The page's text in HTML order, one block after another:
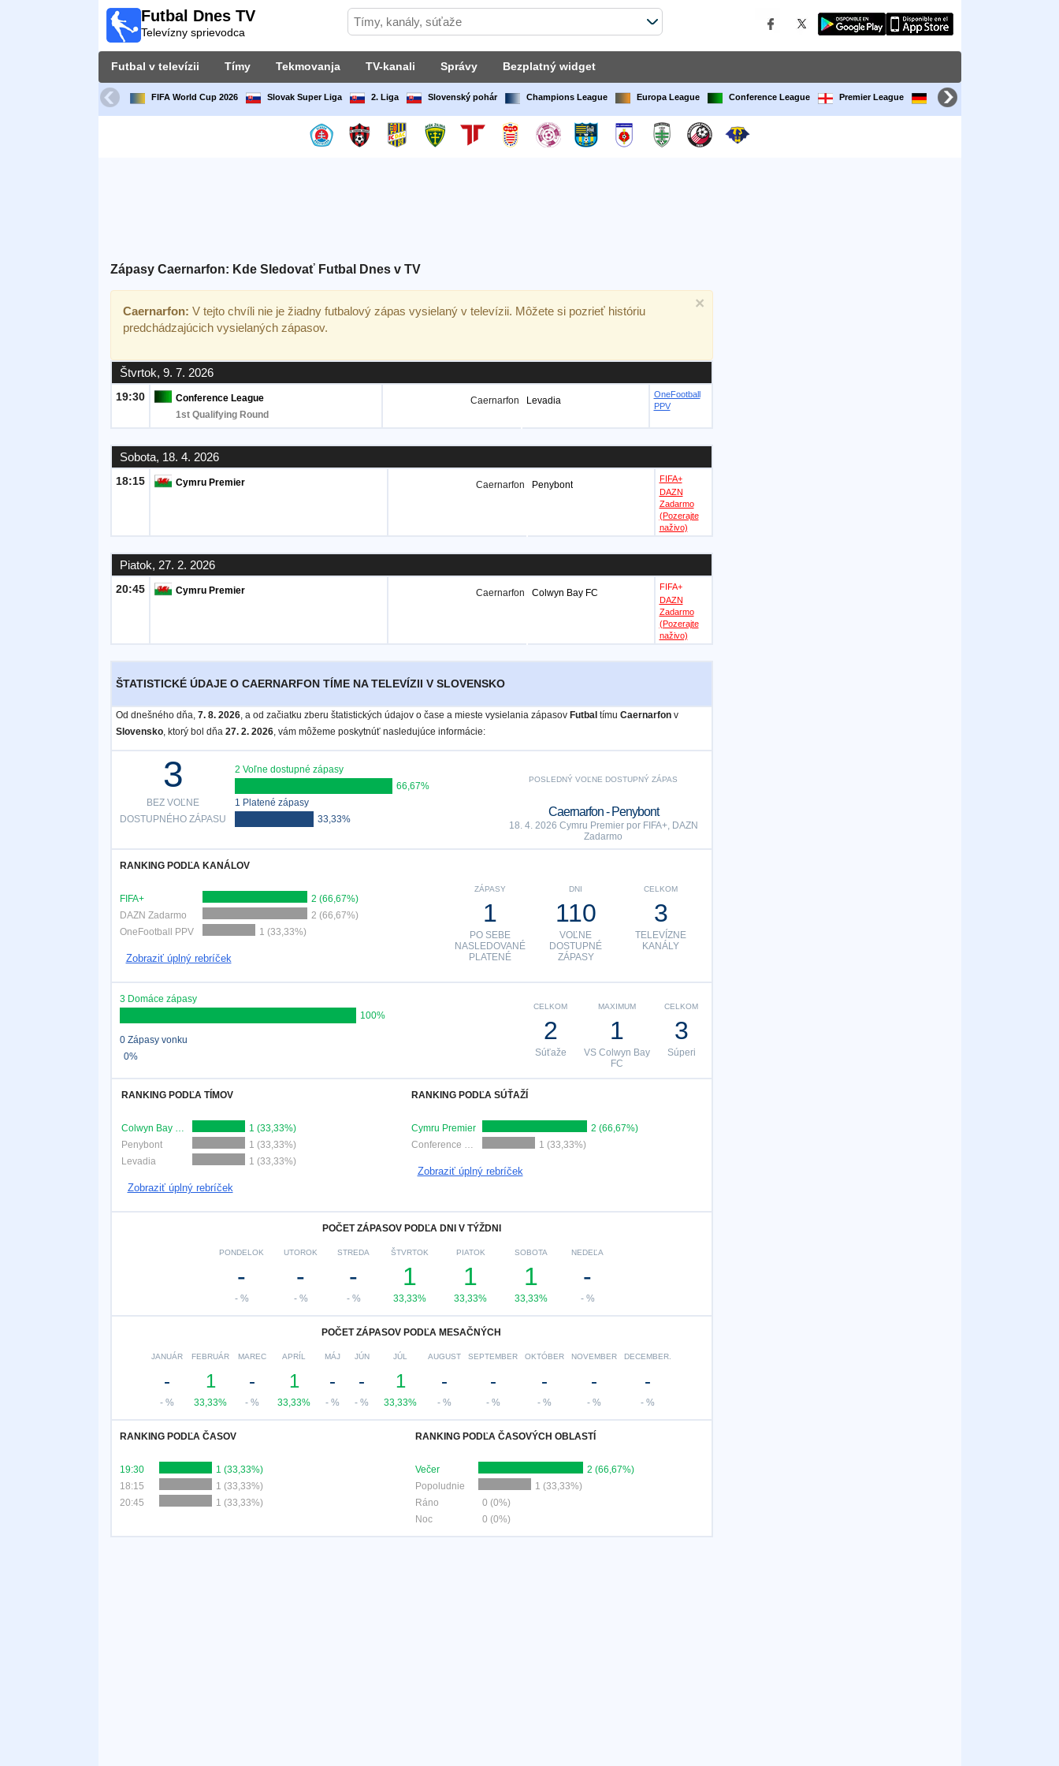
Futbal Dnes TV
Televízny sprievodca
Futbal v televízii Tímy Tekmovanja TV-kanali Správy Bezplatný widget
FIFA World Cup 2026 Slovak Super Liga 2. Liga Slovenský pohár Champions League Europa League Conference League Premier League Bundesliga
Zápasy Caernarfon: Kde Sledovať Futbal Dnes v TV
×
Caernarfon: V tejto chvíli nie je žiadny futbalový zápas vysielaný v televízii. Môžete si pozrieť históriu
predchádzajúcich vysielaných zápasov.
Štvrtok, 9. 7. 2026
19:30
Conference League
1st Qualifying Round
Caernarfon Levadia
OneFootball
PPV
Sobota, 18. 4. 2026
18:15 Cymru Premier Caernarfon Penybont
FIFA+
DAZN
Zadarmo
(Pozerajte
naživo)
Piatok, 27. 2. 2026
20:45 Cymru Premier Caernarfon Colwyn Bay FC
FIFA+
DAZN
Zadarmo
(Pozerajte
naživo)
ŠTATISTICKÉ ÚDAJE O CAERNARFON TÍME NA TELEVÍZII V SLOVENSKO
Od dnešného dňa, 7. 8. 2026, a od začiatku zberu štatistických údajov o čase a mieste vysielania zápasov Futbal tímu Caernarfonv
Slovensko, ktorý bol dňa 27. 2. 2026, vám môžeme poskytnúť nasledujúce informácie:
3
BEZ VOĽNE
DOSTUPNÉHO ZÁPASU
2 Voľne dostupné zápasy
66,67%
1 Platené zápasy
33,33%
POSLEDNÝ VOĽNE DOSTUPNÝ ZÁPAS
Caernarfon - Penybont
18. 4. 2026 Cymru Premier por FIFA+, DAZN
Zadarmo
RANKING PODĽA KANÁLOV
FIFA+
2 (66,67%)
DAZN Zadarmo
2 (66,67%)
OneFootball PPV
1 (33,33%)
Zobraziť úplný rebríček
CELKOM
3
TELEVÍZNE
KANÁLY
DNI
110
VOĽNE
DOSTUPNÉ
ZÁPASY
ZÁPASY
1
PO SEBE
NASLEDOVANÉ
PLATENÉ
3 Domáce zápasy
100%
0 Zápasy vonku
0%
CELKOM
3
Súperi
MAXIMUM
1
VS Colwyn Bay
FC
CELKOM
2
Súťaže
RANKING PODĽA TÍMOV
Colwyn Bay FC
1 (33,33%)
Penybont
1 (33,33%)
Levadia
1 (33,33%)
Zobraziť úplný rebríček
RANKING PODĽA SÚŤAŽÍ
Cymru Premier
2 (66,67%)
Conference League
1 (33,33%)
Zobraziť úplný rebríček
POČET ZÁPASOV PODĽA DNI V TÝŽDNI
PONDELOK
-
- %
UTOROK
-
- %
STREDA
-
- %
ŠTVRTOK
1
33,33%
PIATOK
1
33,33%
SOBOTA
1
33,33%
NEDEĽA
-
- %
POČET ZÁPASOV PODĽA MESAČNÝCH
JANUÁR
-
- %
FEBRUÁR
1
33,33%
MAREC
-
- %
APRÍL
1
33,33%
MÁJ
-
- %
JÚN
-
- %
JÚL
1
33,33%
AUGUST
-
- %
SEPTEMBER
-
- %
OKTÓBER
-
- %
NOVEMBER
-
- %
DECEMBER.
-
- %
RANKING PODĽA ČASOV
19:30
1 (33,33%)
18:15
1 (33,33%)
20:45
1 (33,33%)
RANKING PODĽA ČASOVÝCH OBLASTÍ
Večer
2 (66,67%)
Popoludnie
1 (33,33%)
Ráno
0 (0%)
Noc
0 (0%)